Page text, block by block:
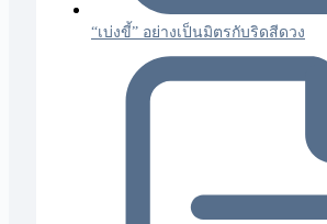
“เบ่งขี้” อย่างเป็นมิตรกับริดสีดวง